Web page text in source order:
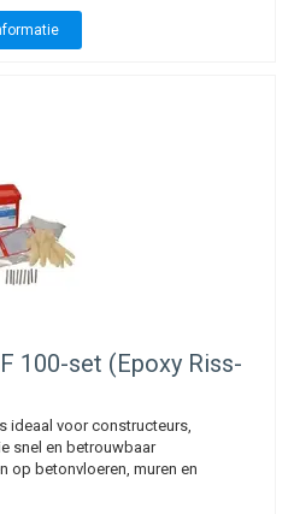
100-set (Epoxy Riss-
ideaal voor constructeurs,
snel en betrouwbaar
op betonvloeren, muren en